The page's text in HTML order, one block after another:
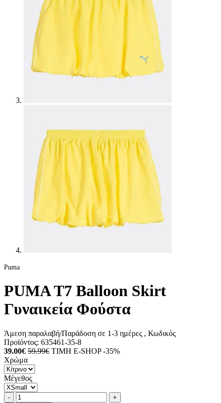
Puma
PUMA T7 Balloon Skirt
Γυναικεία Φούστα
Άμεση παραλαβή/Παράδοση σε 1-3 ημέρες , Κωδικός
Προϊόντος: 635461-35-8
39.00€ 59.99€ ΤΙΜΗ E-SHOP -35%
Χρώμα
Μέγεθος
Ποσότητα
-product.increase.quantity +